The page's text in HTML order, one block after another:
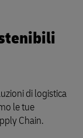
di logistica
le tue
Chain.